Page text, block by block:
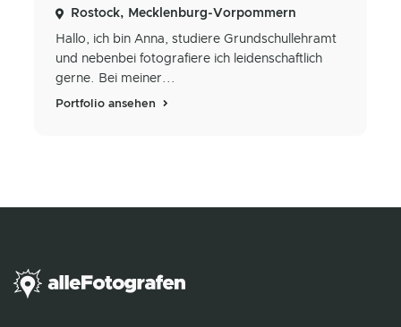
Rostock, Mecklenburg-Vorpommern
Hallo, ich bin Anna, studiere Grundschullehramt
und nebenbei fotografiere ich leidenschaftlich
gerne. Bei meiner...
Portfolio ansehen